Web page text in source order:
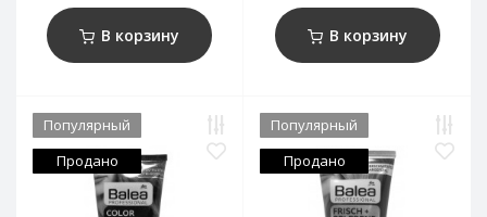
В корзину В корзину
Популярный
Продано
Популярный
Продано